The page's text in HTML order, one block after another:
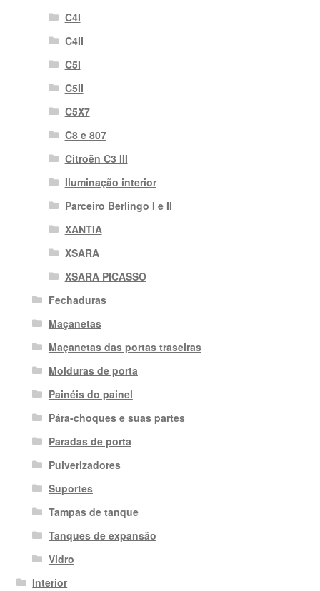
C4I
C4II
C5I
C5II
C5X7
C8 e 807
Citroën C3 III
Iluminação interior
Parceiro Berlingo I e II
XANTIA
XSARA
XSARA PICASSO
Fechaduras
Maçanetas
Maçanetas das portas traseiras
Molduras de porta
Painéis do painel
Pára-choques e suas partes
Paradas de porta
Pulverizadores
Suportes
Tampas de tanque
Tanques de expansão
Vidro
Interior